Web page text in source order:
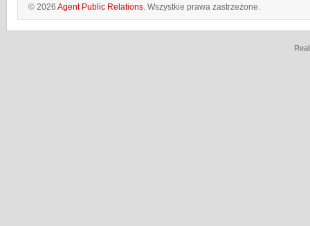
© 2026 Agent Public Relations. Wszystkie prawa zastrzeżone.